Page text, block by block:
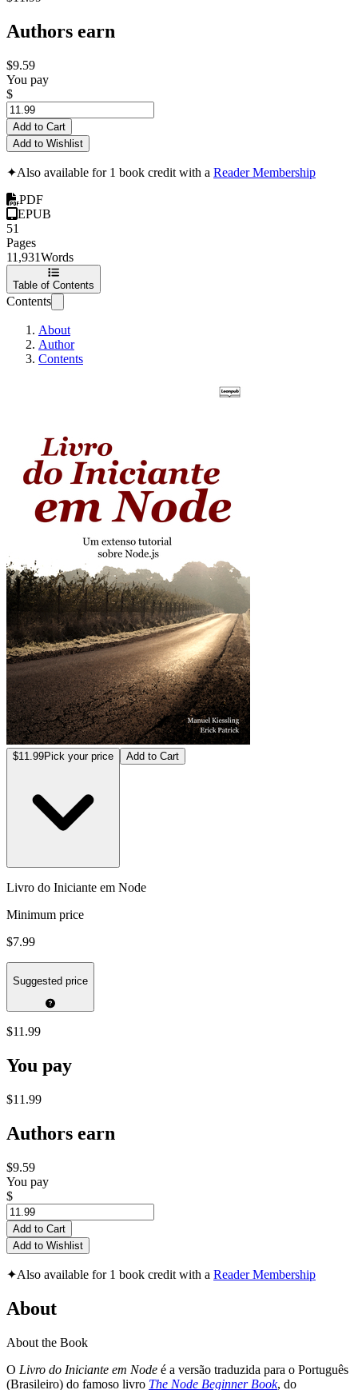
Authors earn
$9.59
You pay
$
Add to Cart
Add to Wishlist
✦Also available for 1 book credit with a Reader Membership
PDF
EPUB
51
Pages
11,931Words
Table of Contents
Contents
About
Author
Contents
$11.99Pick your price Add to Cart
Livro do Iniciante em Node
Minimum price
$7.99
Suggested price
$11.99
You pay
$11.99
Authors earn
$9.59
You pay
$
Add to Cart
Add to Wishlist
✦Also available for 1 book credit with a Reader Membership
About
About the Book
O Livro do Iniciante em Node é a versão traduzida para o Português
(Brasileiro) do famoso livro The Node Beginner Book, do